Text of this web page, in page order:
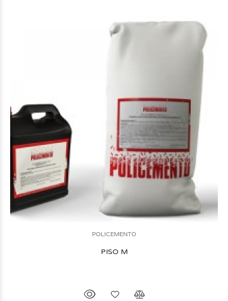
POLICEMENTO
PISO M